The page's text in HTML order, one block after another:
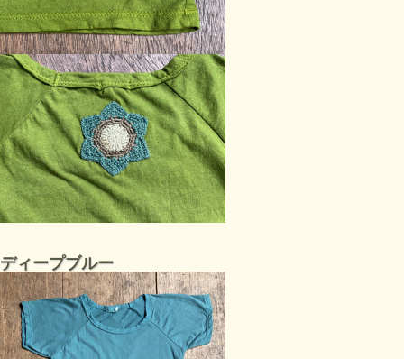
ディープブルー